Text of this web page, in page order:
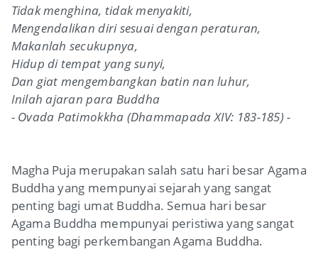
Tidak menghina, tidak menyakiti,
Mengendalikan diri sesuai dengan peraturan,
Makanlah secukupnya,
Hidup di tempat yang sunyi,
Dan giat mengembangkan batin nan luhur,
Inilah ajaran para Buddha
- Ovada Patimokkha (Dhammapada XIV: 183-185) -
Magha Puja merupakan salah satu hari besar Agama
Buddha yang mempunyai sejarah yang sangat
penting bagi umat Buddha. Semua hari besar
Agama Buddha mempunyai peristiwa yang sangat
penting bagi perkembangan Agama Buddha.